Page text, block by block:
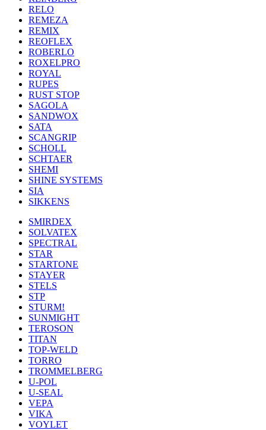
RELO
REMEZA
REMIX
REOFLEX
ROBERLO
ROXELPRO
ROYAL
RUPES
RUST STOP
SAGOLA
SANDWOX
SATA
SCANGRIP
SCHOLL
SCHTAER
SHEMI
SHINE SYSTEMS
SIA
SIKKENS
SMIRDEX
SOLVATEX
SPECTRAL
STAR
STARTONE
STAYER
STELS
STP
STURM!
SUNMIGHT
TEROSON
TITAN
TOP-WELD
TORRO
TROMMELBERG
U-POL
U-SEAL
VEPA
VIKA
VOYLET